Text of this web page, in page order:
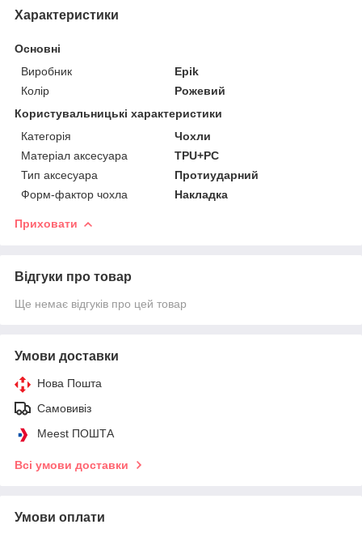
Характеристики
Основні
Виробник
Epik
Колір
Рожевий
Користувальницькі характеристики
Категорія
Чохли
Матеріал аксесуара
TPU+PC
Тип аксесуара
Протиударний
Форм-фактор чохла
Накладка
Приховати
Відгуки про товар
Ще немає відгуків про цей товар
Умови доставки
Нова Пошта
Самовивіз
Meest ПОШТА
Всі умови доставки
Умови оплати